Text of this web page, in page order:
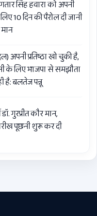
सिंह हवारा को अपनी
10 दिन की पैरोल दी जानी
अपनी प्रतिष्ठा खो चुकी है,
के लिए भाजपा से समझौता
है: बलतेज पन्नू
गुरप्रीत कौर मान,
पूछनी शुरू कर दी